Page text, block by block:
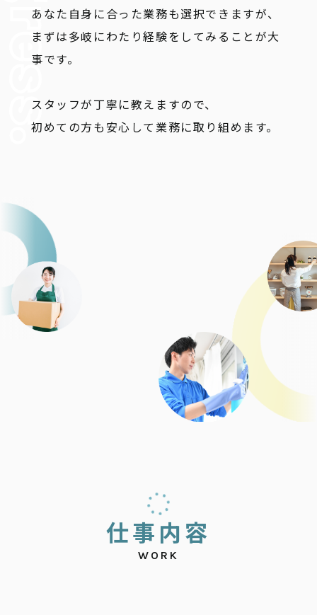
あなた自身に合った業務も選択できますが、
まずは多岐にわたり経験をしてみることが大
事です。
スタッフが丁寧に教えますので、
初めての方も安心して業務に取り組めます。
仕事内容
WORK